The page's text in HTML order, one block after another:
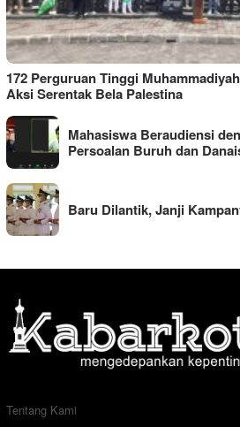
172 Perguruan Tinggi
Aksi Serentak Bela Palestina
Mahasiswa Beraudiensi
Persoalan Buruh dan
Baru Dilantik, Janji
Tentang Kami